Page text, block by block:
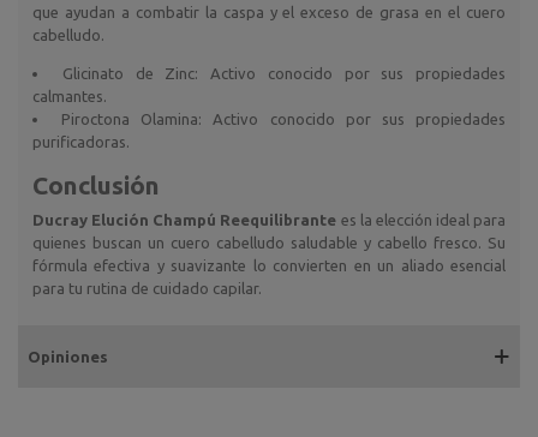
que ayudan a combatir la caspa y el exceso de grasa en el cuero
cabelludo.
Glicinato de Zinc: Activo conocido por sus propiedades
calmantes.
Piroctona Olamina: Activo conocido por sus propiedades
purificadoras.
Conclusión
Ducray Elución Champú Reequilibrante es la elección ideal para
quienes buscan un cuero cabelludo saludable y cabello fresco. Su
fórmula efectiva y suavizante lo convierten en un aliado esencial
para tu rutina de cuidado capilar.
Opiniones